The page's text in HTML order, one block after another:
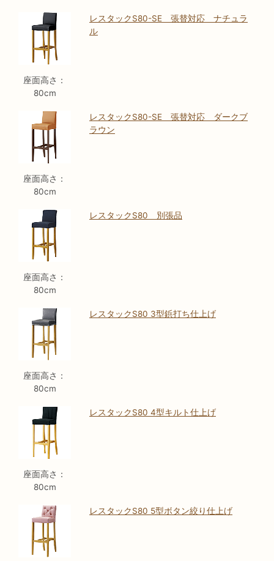
座面高さ：
80cm
レスタックS80-SE 張替対応 ナチュラ
ル
座面高さ：
80cm
レスタックS80-SE 張替対応 ダークブ
ラウン
座面高さ：
80cm
レスタックS80 別張品
座面高さ：
80cm
レスタックS80 3型鋲打ち仕上げ
座面高さ：
80cm
レスタックS80 4型キルト仕上げ
レスタックS80 5型ボタン絞り仕上げ